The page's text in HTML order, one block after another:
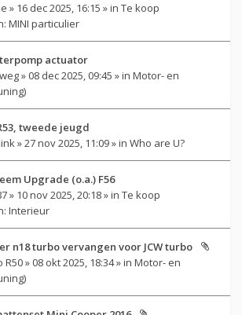
» 16 dec 2025, 16:15 » in Te koop
MINI particulier
actuator
» 08 dec 2025, 09:45 » in Motor- en
tweede jeugd
» 27 nov 2025, 11:09 » in Who are U?
Upgrade (o.a.) F56
» 10 nov 2025, 20:18 » in Te koop
Interieur
n18 turbo vervangen voor JCW turbo
R50» 08 okt 2025, 18:34 » in Motor- en